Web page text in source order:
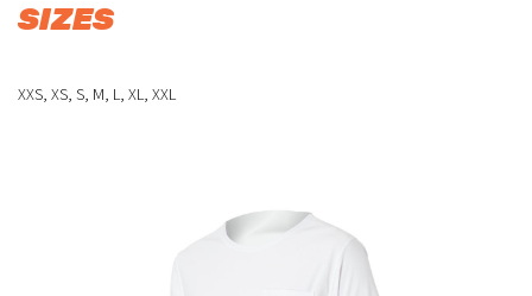
SIZES
XXS, XS, S, M, L, XL, XXL